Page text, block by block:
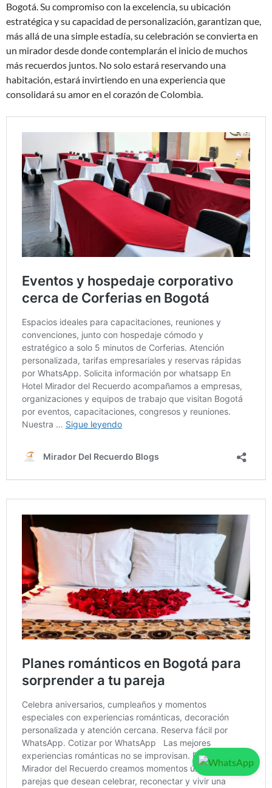
Bogotá. Su compromiso con la excelencia, su ubicación
estratégica y su capacidad de personalización, garantizan que,
más allá de una simple estadía, su celebración se convierta en
un mirador desde donde contemplarán el inicio de muchos
más recuerdos juntos. No solo estará reservando una
habitación, estará invirtiendo en una experiencia que
consolidará su amor en el corazón de Colombia.